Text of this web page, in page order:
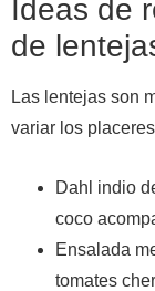
Ideas de
de
Las lentejas son
variar los
Dahl indio
coco
Ensalada
tomates